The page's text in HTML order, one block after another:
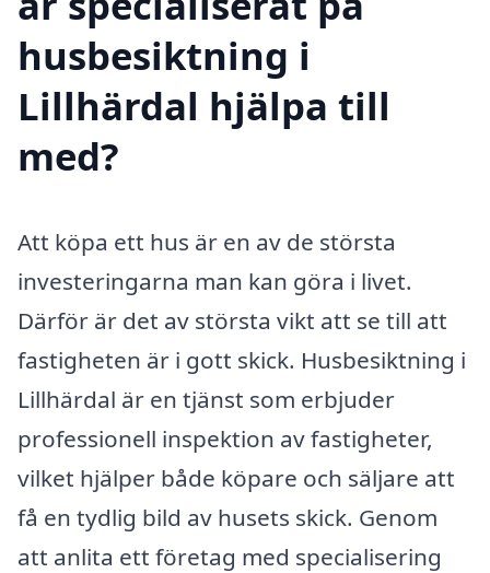
husbesiktning i
Lillhärdal hjälpa till
med?
Att köpa ett hus är en av de största
investeringarna man kan göra i livet.
Därför är det av största vikt att se till att
fastigheten är i gott skick. Husbesiktning i
Lillhärdal är en tjänst som erbjuder
professionell inspektion av fastigheter,
vilket hjälper både köpare och säljare att
få en tydlig bild av husets skick. Genom
att anlita ett företag med specialisering